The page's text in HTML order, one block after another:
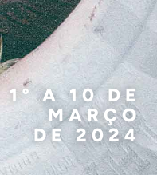
1º A 10 DE
MARÇO
DE 2024